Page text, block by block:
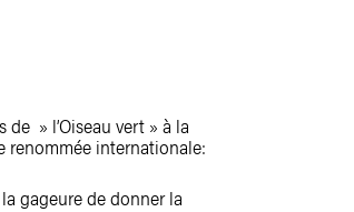
» l’Oiseau vert » à la
renommée internationale:
gageure de donner la